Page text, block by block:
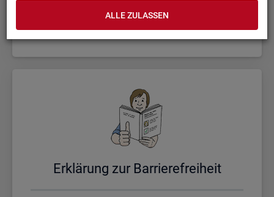
ALLE ZULASSEN
Er­klä­rung zur Bar­rie­re­frei­heit